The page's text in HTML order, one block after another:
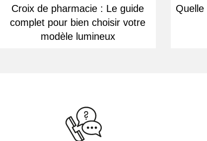
Croix de pharmacie : Le guide
complet pour bien choisir votre
modèle lumineux